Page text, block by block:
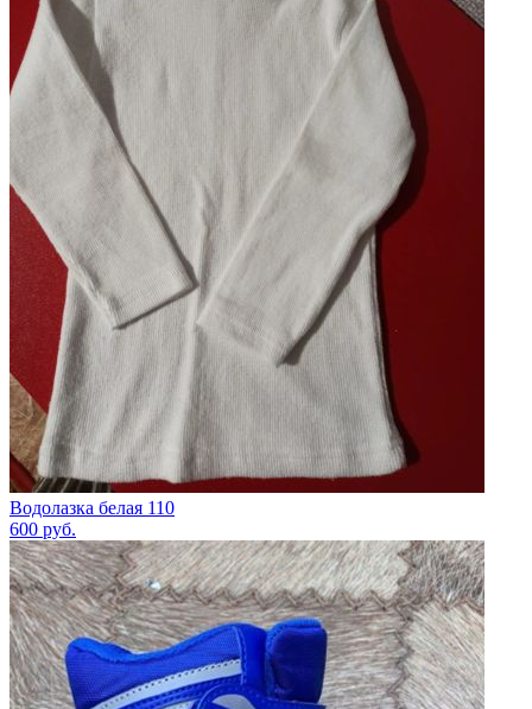
Водолазка белая 110
600 руб.